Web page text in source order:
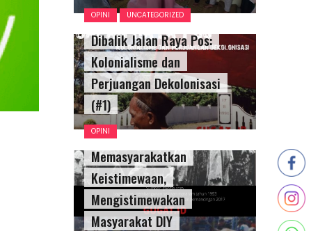
OPINI UNCATEGORIZED
Dibalik Jalan Raya Pos:
Kolonialisme dan
Perjuangan Dekolonisasi
(#1)
OPINI
Memasyarakatkan
Keistimewaan,
Mengistimewakan
Masyarakat DIY